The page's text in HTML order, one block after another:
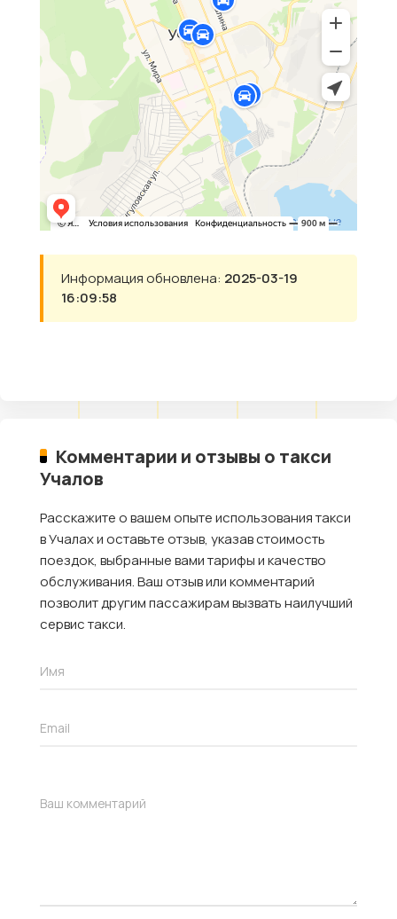
Информация обновлена: 2025-03-19
16:09:58
Комментарии и отзывы о такси
Учалов
Расскажите о вашем опыте использования такси
в Учалах и оставьте отзыв, указав стоимость
поездок, выбранные вами тарифы и качество
обслуживания. Ваш отзыв или комментарий
позволит другим пассажирам вызвать наилучший
сервис такси.